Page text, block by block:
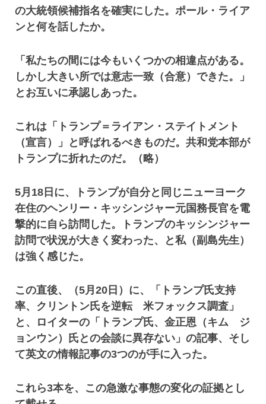
の大統領候補指名を確実にした。ポール・ライア
ンと何を話したか。
「私たちの間には今もいくつかの相違点がある。
しかし大きい所では意志一致（合意）できた。」
とお互いに承認しあった。
これは「トランプ＝ライアン・ステイトメント
（宣言）」と呼ばれるべきものだ。共和党本部が
トランプに折れたのだ。（略）
5月18日に、トランプが自分と同じニューヨーク
在住のヘンリー・キッシンジャー元国務長官を電
撃的に自ら訪問した。トランプのキッシンジャー
訪問で状況が大きく変わった、と私（副島先生）
は強く感じた。
この直後、（5月20日）に、「トランプ氏支持
率、クリントン氏を逆転 米フォックス調査」
と、ロイターの「トランプ氏、金正恩（キム ジ
ョンウン）氏との会談に異存ない」の記事、そし
て英文の情報記事の3つのが手に入った。
これら3本を、この急激な事態の変化の証拠とし